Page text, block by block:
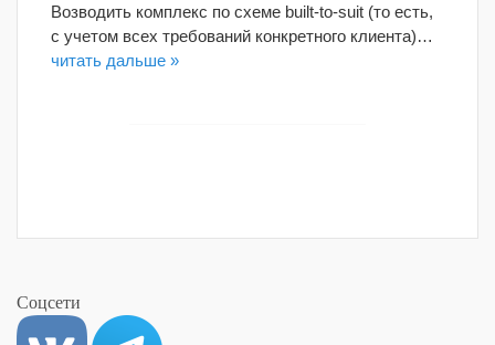
Возводить комплекс по схеме built-to-suit (то есть,
с учетом всех требований конкретного клиента)…
читать дальше »
Соцсети